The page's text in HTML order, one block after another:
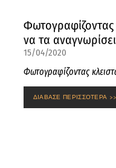
Φωτογραφίζοντας
να τα
15/04/2020
Φωτογραφίζοντας
ΔΙΑΒΑΣΕ ΠΕΡΙΣΣΟΤΕΡΑ >>